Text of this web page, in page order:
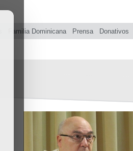
Familia Dominicana Prensa Donativos